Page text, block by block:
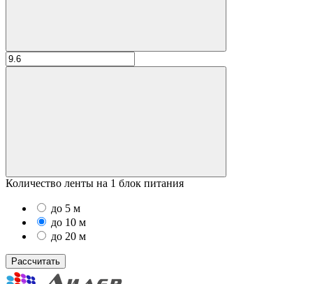
Количество ленты на 1 блок питания
до 5 м
до 10 м
до 20 м
Рассчитать